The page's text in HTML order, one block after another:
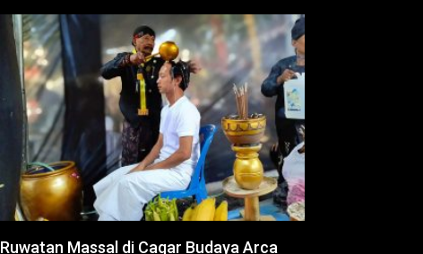
Ruwatan Massal di Cagar Budaya Arca